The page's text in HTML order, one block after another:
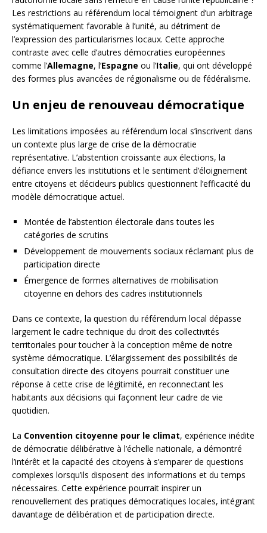
Les restrictions au référendum local témoignent d’un arbitrage
systématiquement favorable à l’unité, au détriment de
l’expression des particularismes locaux. Cette approche
contraste avec celle d’autres démocraties européennes
comme l’Allemagne, l’Espagne ou l’Italie, qui ont développé
des formes plus avancées de régionalisme ou de fédéralisme.
Un enjeu de renouveau démocratique
Les limitations imposées au référendum local s’inscrivent dans
un contexte plus large de crise de la démocratie
représentative. L’abstention croissante aux élections, la
défiance envers les institutions et le sentiment d’éloignement
entre citoyens et décideurs publics questionnent l’efficacité du
modèle démocratique actuel.
Montée de l’abstention électorale dans toutes les
catégories de scrutins
Développement de mouvements sociaux réclamant plus de
participation directe
Émergence de formes alternatives de mobilisation
citoyenne en dehors des cadres institutionnels
Dans ce contexte, la question du référendum local dépasse
largement le cadre technique du droit des collectivités
territoriales pour toucher à la conception même de notre
système démocratique. L’élargissement des possibilités de
consultation directe des citoyens pourrait constituer une
réponse à cette crise de légitimité, en reconnectant les
habitants aux décisions qui façonnent leur cadre de vie
quotidien.
La Convention citoyenne pour le climat, expérience inédite
de démocratie délibérative à l’échelle nationale, a démontré
l’intérêt et la capacité des citoyens à s’emparer de questions
complexes lorsqu’ils disposent des informations et du temps
nécessaires. Cette expérience pourrait inspirer un
renouvellement des pratiques démocratiques locales, intégrant
davantage de délibération et de participation directe.